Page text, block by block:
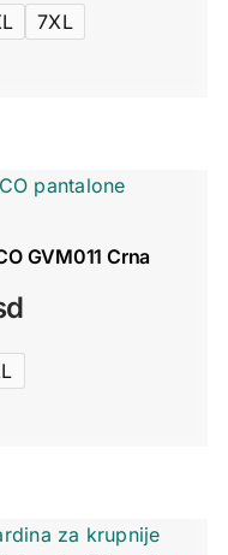
7XL
GVM011 Crna